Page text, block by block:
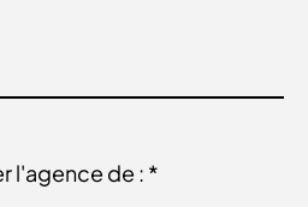
l'agence de : *